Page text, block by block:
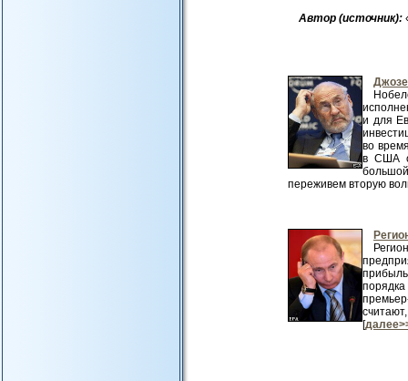
Автор (источник):
и для
во
в США
переживем вторую
[